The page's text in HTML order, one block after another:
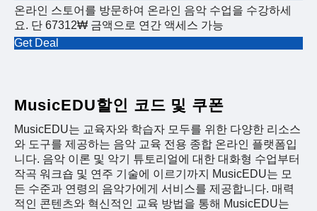
온라인 스토어를 방문하여 온라인 음악 수업을 수강하세
요. 단 67312₩ 금액으로 연간 액세스 가능
Get Deal
MusicEDU할인 코드 및 쿠폰
MusicEDU는 교육자와 학습자 모두를 위한 다양한 리소스
와 도구를 제공하는 음악 교육 전용 종합 온라인 플랫폼입
니다. 음악 이론 및 악기 튜토리얼에 대한 대화형 수업부터
작곡 워크숍 및 연주 기술에 이르기까지 MusicEDU는 모
든 수준과 연령의 음악가에게 서비스를 제공합니다. 매력
적인 콘텐츠와 혁신적인 교육 방법을 통해 MusicEDU는